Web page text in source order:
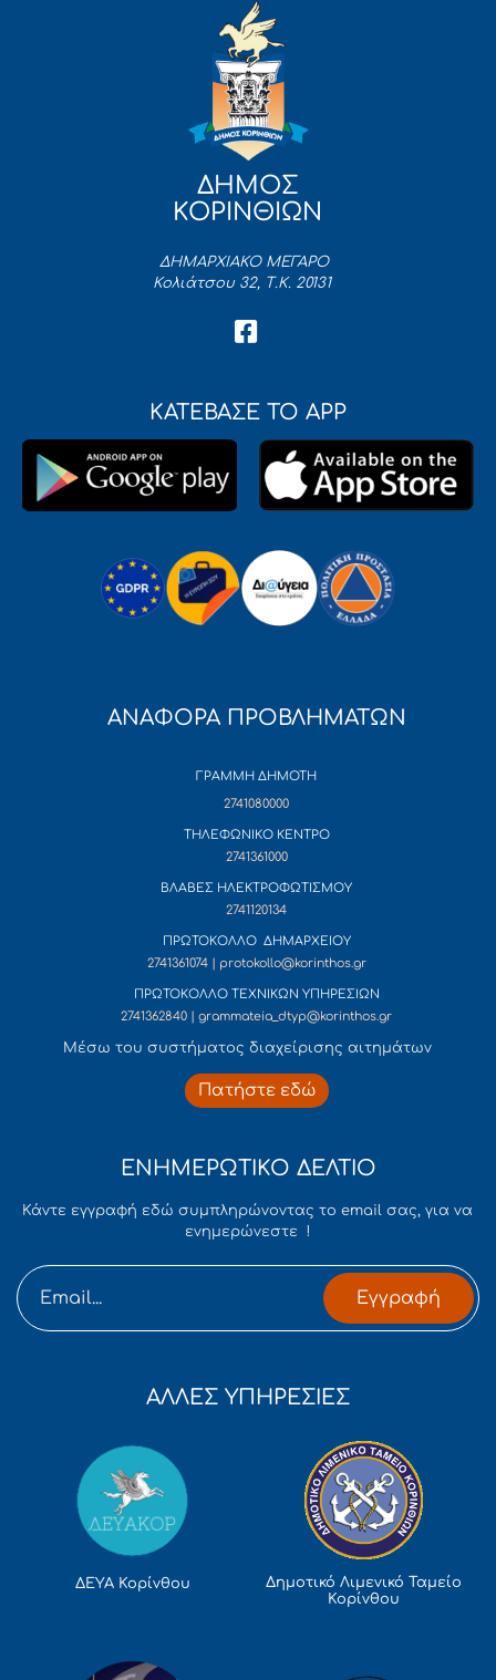
ΔΗΜΟΣ
ΚΟΡΙΝΘΙΩΝ
ΔΗΜΑΡΧΙΑΚΟ ΜΕΓΑΡΟ
Κολιάτσου 32, Τ.Κ. 20131
ΚΑΤΕΒΑΣΕ ΤΟ APP
ΑΝΑΦΟΡΑ ΠΡΟΒΛΗΜΑΤΩΝ
ΓΡΑΜΜΗ ΔΗΜΟΤΗ
2741080000
ΤΗΛΕΦΩΝΙΚΟ ΚΕΝΤΡΟ
2741361000
ΒΛΑΒΕΣ ΗΛΕΚΤΡΟΦΩΤΙΣΜΟΥ
2741120134
ΠΡΩΤΟΚΟΛΛΟ ΔΗΜΑΡΧΕΙΟΥ
2741361074 | protokollo@korinthos.gr
ΠΡΩΤΟΚΟΛΛΟ ΤΕΧΝΙΚΩΝ ΥΠΗΡΕΣΙΩΝ
2741362840 | grammateia_dtyp@korinthos.gr
Mέσω του συστήματος διαχείρισης αιτημάτων
Πατήστε εδώ
ΕΝΗΜΕΡΩΤΙΚΟ ΔΕΛΤΙΟ
Κάντε εγγραφή εδώ συμπληρώνοντας το email σας, για να
ενημερώνεστε !
Εγγραφή
ΑΛΛΕΣ ΥΠΗΡΕΣΙΕΣ
ΔΕΥΑ Κορίνθου
Δημοτικό Λιμενικό Ταμείο
Κορίνθου